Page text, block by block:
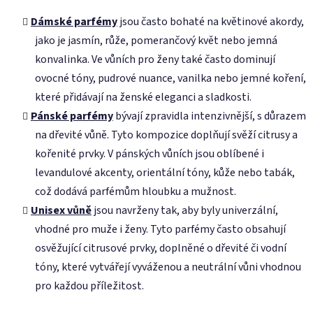
Dámské parfémyjsou často bohaté na květinové akordy,
jako je jasmín, růže, pomerančový květ nebo jemná
konvalinka. Ve vůních pro ženy také často dominují
ovocné tóny, pudrové nuance, vanilka nebo jemné koření,
které přidávají na ženské eleganci a sladkosti.
Pánské parfémybývají zpravidla intenzivnější, s důrazem
na dřevité vůně. Tyto kompozice doplňují svěží citrusy a
kořenité prvky. V pánských vůních jsou oblíbené i
levandulové akcenty, orientální tóny, kůže nebo tabák,
což dodává parfémům hloubku a mužnost.
Unisex vůnějsou navrženy tak, aby byly univerzální,
vhodné pro muže i ženy. Tyto parfémy často obsahují
osvěžující citrusové prvky, doplněné o dřevité či vodní
tóny, které vytvářejí vyváženou a neutrální vůni vhodnou
pro každou příležitost.